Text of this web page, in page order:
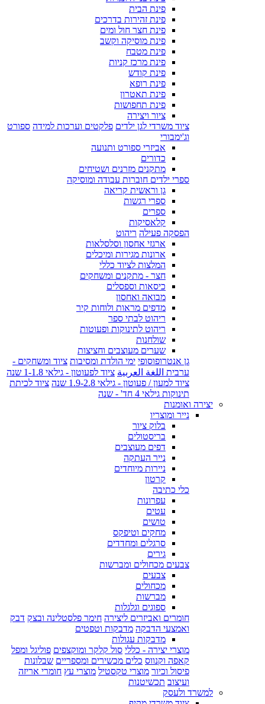
פינת הבית
פינת זהירות בדרכים
פינת חצר חול ומים
פינת מוסיקה וקשב
פינת מטבח
פינת מרכז קניות
פינת קודש
פינת רופא
פינת תאטרון
פינת תחפושות
ציור ויצירה
ציוד משרדי לגן ילדים פלקטים וערכות למידה ספורט
וג'ימבורי
אביזרי ספורט ותנועה
כדורים
מתקנים מזרנים ושטיחים
ספרי ילדים חוברות עבודה ומוסיקה
גן וראשית קריאה
ספרי רגשות
ספרים
קלאסיקות
הפסקה פעילה ריהוט
ארגזי אחסון וסלסלאות
ארונות מגירות ומיכלים
המלצות לציוד כללי
חצר - מתקנים ומשחקים
כיסאות וספסלים
מבואה ואחסון
מדפים מראות ולוחות קיר
ריהוט לבתי ספר
ריהוט לתינוקות ופעוטות
שולחנות
שערים מעוצבים וחציצות
גן אנטרופוסופי ימי הולדת ומסיבות ציוד ומשחקים -
ערבית اللغة العربية ציוד לפעוטון - גילאי 1-1.8 שנה
ציוד למעון / פעוטון - גילאי 1.9-2.8 שנה
ציוד לכיתת
תינוקות גילאי 4 חד' - שנה
יצירה ואומנות
נייר ומוצריו
בלוק ציור
בריסטולים
דפים מעוצבים
נייר העתקה
ניירות מיוחדים
קרטון
כלי כתיבה
עפרונות
עטים
טושים
מחקים וטיפקס
סרגלים ומחדדים
גירים
צבעים מכחולים ומברשות
צבעים
מכחולים
מברשות
ספוגים וגלגלות
חומרים ואביזרים ליצירה חימר פלסטלינה ובצק דבק
ואמצעי הדבקה מדבקות וטפטים
מדבקות עגולות
מוצרי יצירה - כללי סול קלקר ומוקצפים פוליגל ומפל
קאפה וקנווס כלים מכשירים ומספריים שבלונות
פיסול וכיור מוצרי טקסטיל מוצרי עץ חומרי אריזה
ועיצוב תכשיטנות
למשרד ולעסק